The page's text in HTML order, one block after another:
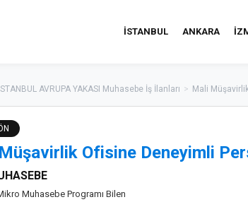
İSTANBUL ANKARA
AVRUPA YAKASI Muhasebe İş İlanları > Mali
Ofisine Deneyimli
Muhasebe Programı Bilen